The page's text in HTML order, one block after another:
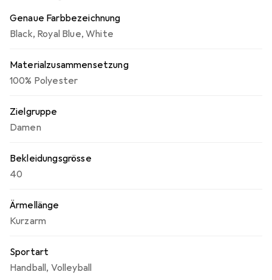
Genaue Farbbezeichnung
Black, Royal Blue,White
Materialzusammensetzung
100% Polyester
Zielgruppe
Damen
Bekleidungsgrösse
40
Ärmellänge
Kurzarm
Sportart
Handball, Volleyball